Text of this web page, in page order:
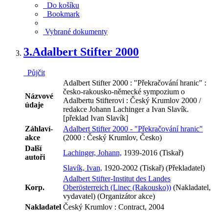
Do košíku
Bookmark
Vybrané dokumenty
3.Adalbert Stifter 2000
Půjčit
Názvové
údaje
Adalbert Stifter 2000 : "Překračování hranic" :
česko-rakousko-německé sympozium o
Adalbertu Stifterovi : Český Krumlov 2000 /
redakce Johann Lachinger a Ivan Slavík.
[překlad Ivan Slavík]
Záhlaví-
akce
Adalbert Stifter 2000 - "Překračování hranic"
(2000 : Český Krumlov, Česko)
Další
autoři
Lachinger, Johann, 1939-2016 (Tiskař)
Slavík, Ivan, 1920-2002 (Tiskař) (Překladatel)
Korp.
Adalbert Stifter-Institut des Landes
Oberösterreich (Linec (Rakousko)) (Nakladatel,
vydavatel) (Organizátor akce)
Nakladatel Český Krumlov : Contract, 2004